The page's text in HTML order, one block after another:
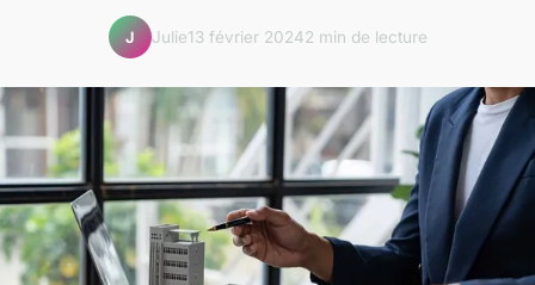
J Julie13 février 20242 min de lecture